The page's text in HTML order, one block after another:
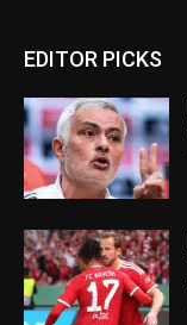
EDITOR PICKS